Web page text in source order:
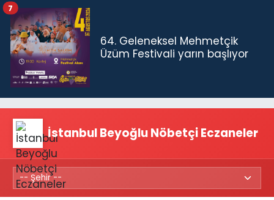
64. Geleneksel Mehmetçik
Üzüm Festivali yarın başlıyor
7
İstanbul Beyoğlu Nöbetçi Eczaneler